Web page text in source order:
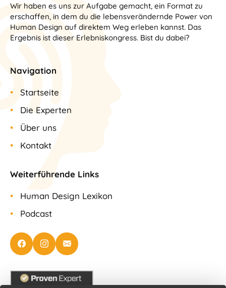
Wir haben es uns zur Aufgabe gemacht, ein Format zu
erschaffen, in dem du die lebensverändernde Power von
Human Design auf direktem Weg erleben kannst. Das
Ergebnis ist dieser Erlebniskongress. Bist du dabei?​
Navigation
Startseite
Die Experten
Über uns
Kontakt
Weiterführende Links
Human Design Lexikon
Podcast